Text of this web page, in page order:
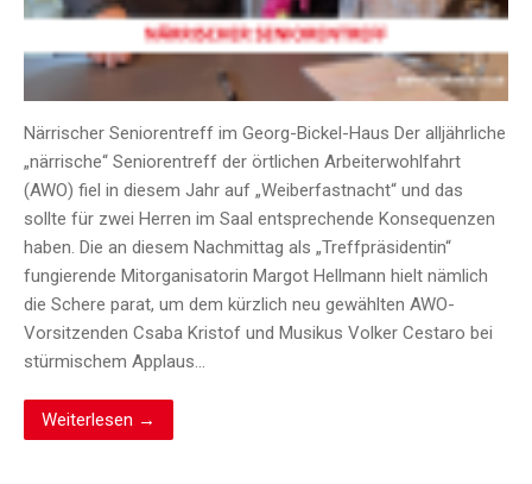
Närrischer Seniorentreff im Georg-Bickel-Haus Der alljährliche
„närrische“ Seniorentreff der örtlichen Arbeiterwohlfahrt
(AWO) fiel in diesem Jahr auf „Weiberfastnacht“ und das
sollte für zwei Herren im Saal entsprechende Konsequenzen
haben. Die an diesem Nachmittag als „Treffpräsidentin“
fungierende Mitorganisatorin Margot Hellmann hielt nämlich
die Schere parat, um dem kürzlich neu gewählten AWO-
Vorsitzenden Csaba Kristof und Musikus Volker Cestaro bei
stürmischem Applaus…
Weiterlesen →